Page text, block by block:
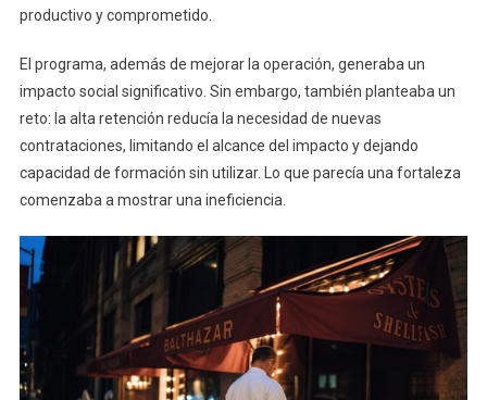
productivo y comprometido.
El programa, además de mejorar la operación, generaba un
impacto social significativo. Sin embargo, también planteaba un
reto: la alta retención reducía la necesidad de nuevas
contrataciones, limitando el alcance del impacto y dejando
capacidad de formación sin utilizar. Lo que parecía una fortaleza
comenzaba a mostrar una ineficiencia.